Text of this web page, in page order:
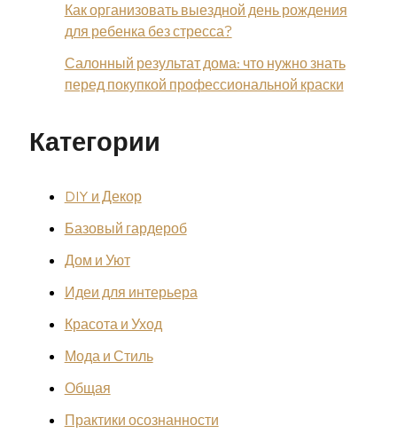
Как организовать выездной день рождения
для ребенка без стресса?
Салонный результат дома: что нужно знать
перед покупкой профессиональной краски
Категории
DIY и Декор
Базовый гардероб
Дом и Уют
Идеи для интерьера
Красота и Уход
Мода и Стиль
Общая
Практики осознанности